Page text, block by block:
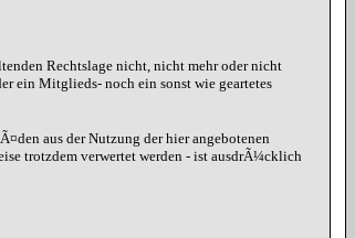
Rechtslage nicht, nicht mehr oder nicht
ein Mitglieds- noch ein sonst wie geartetes
aus der Nutzung der hier angebotenen
trotzdem verwertet werden - ist ausdrÃ¼cklich